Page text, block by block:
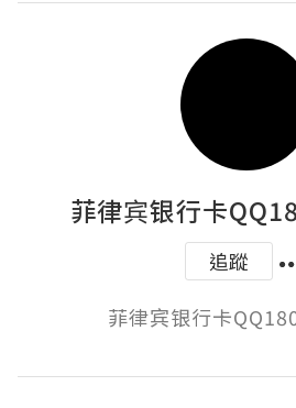
菲律宾银行卡
追蹤
菲律宾银行卡